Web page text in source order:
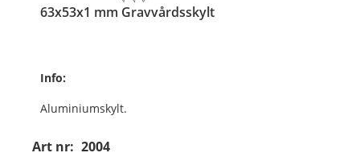
63x53x1 mm Gravvårdsskylt
Art nr: 2004
Info:
Aluminiumskylt.
Med aluminiumskena